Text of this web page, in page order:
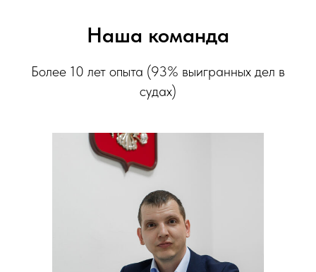
Наша команда
Более 10 лет опыта (93% выигранных дел в
судах)